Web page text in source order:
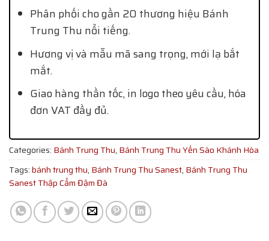
Phân phối cho gần 20 thương hiệu Bánh
Trung Thu nổi tiếng.
Hương vị và mẫu mã sang trọng, mới lạ bắt
mắt.
Giao hàng thần tốc, in logo theo yêu cầu, hóa
đơn VAT đầy đủ.
Categories: Bánh Trung Thu, Bánh Trung Thu Yến Sào Khánh Hòa
Tags:bánh trung thu, Bánh Trung Thu Sanest, Bánh Trung Thu
Sanest Thập Cẩm Đậm Đà